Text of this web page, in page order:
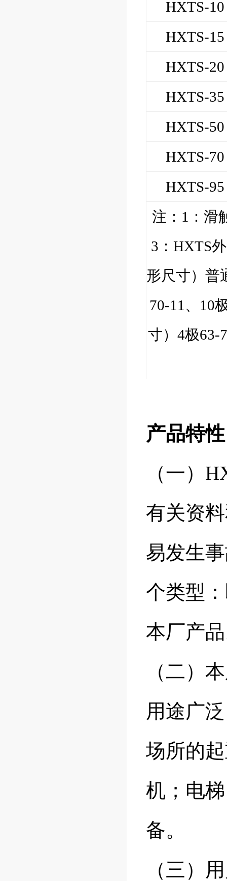
HXTS-10
HXTS-15
HXTS-20
HXTS-35
HXTS-50
HXTS-70
HXTS-95
注： 1 ： 滑
3 ：HXTS
形尺寸）普
70-11 、 10
寸） 4极63-
产品特
（一）
有关资
易发生
个类型
本厂产
（二）
用途广
场所的
机；电
备。
（三）